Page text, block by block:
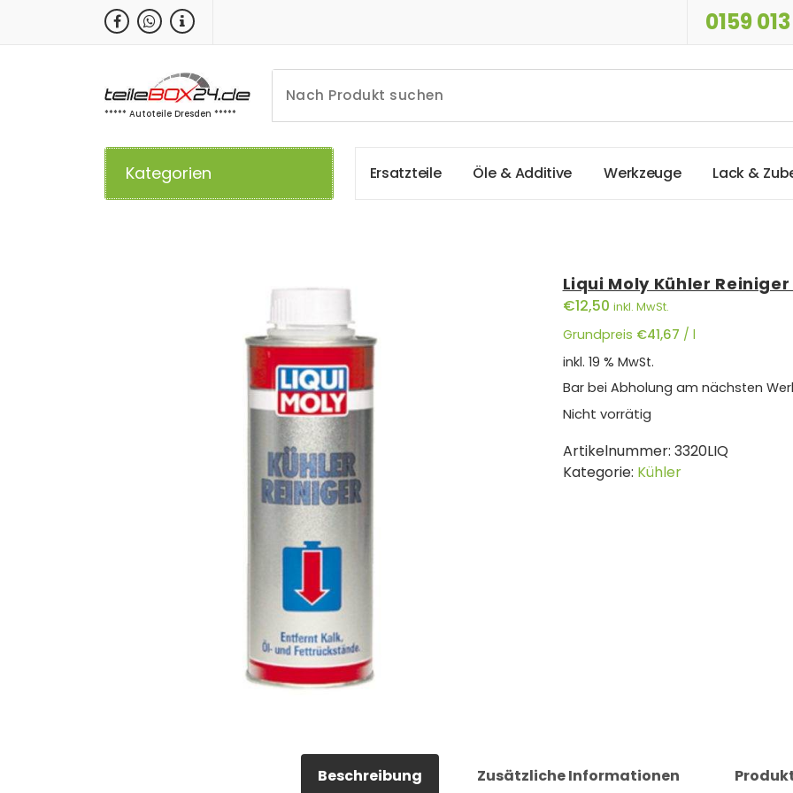
0159
***** Autoteile Dresden *****
Kategorien Ersatzteile Öle &Additive Werkzeuge Lack & Zub
Liqui Moly Kühler Reiniger
€12,50 inkl. MwSt.
Grundpreis €41,67 / l
inkl. 19 % MwSt.
Bar bei Abholung am nächsten
Nicht vorrätig
Artikelnummer: 3320LIQ
Kategorie: Kühler
Beschreibung Zusätzliche Informationen